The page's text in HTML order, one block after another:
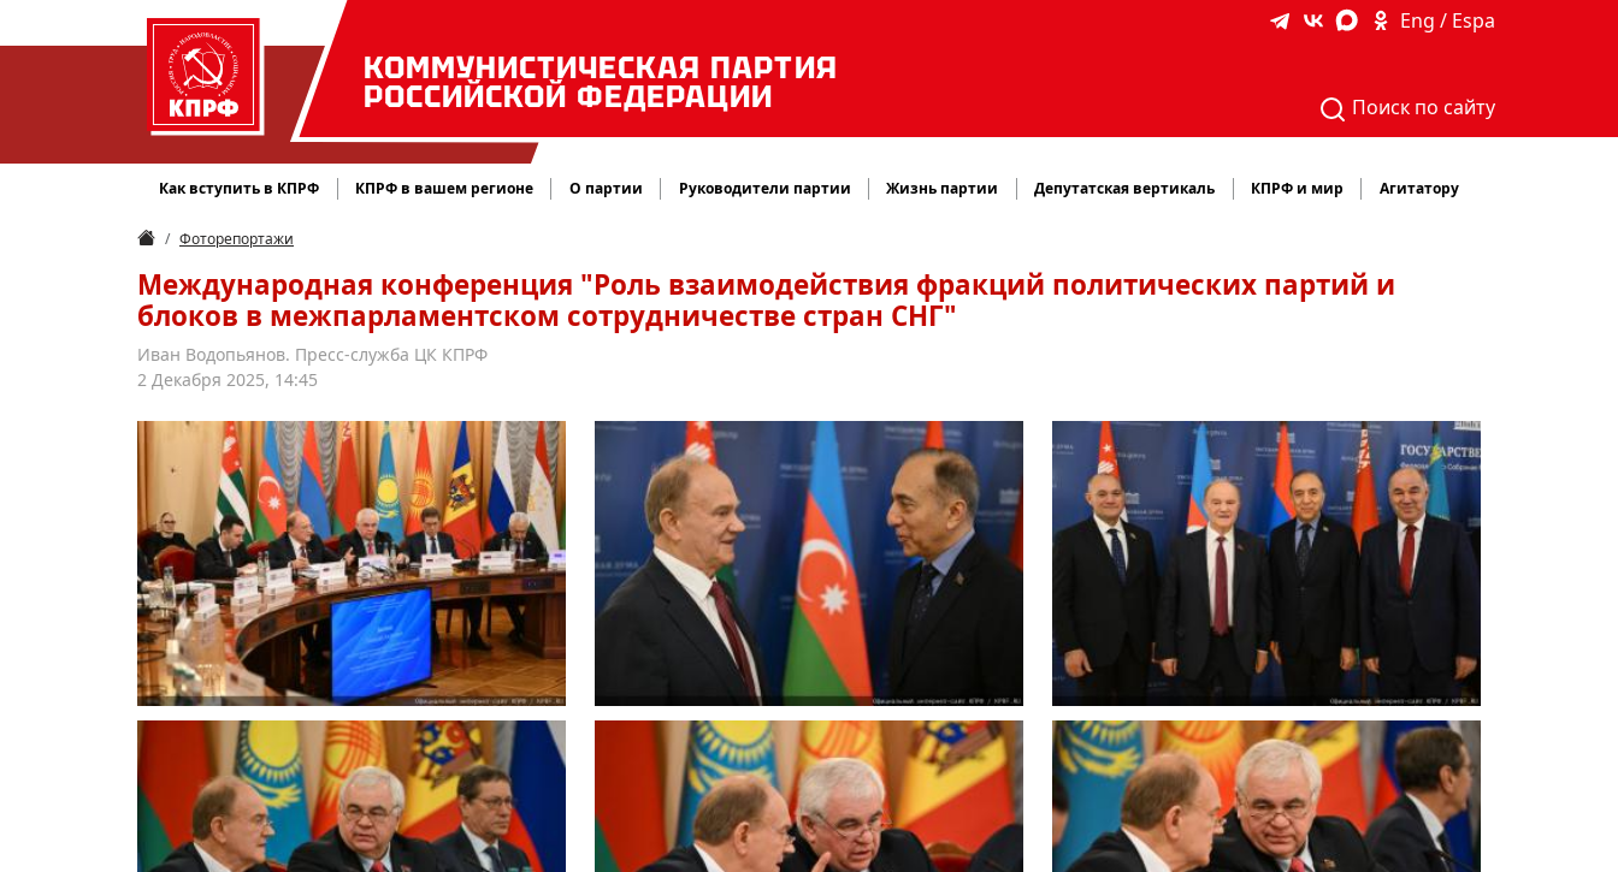
КОММУНИСТИЧЕСКАЯ ПАРТИЯ
РОССИЙСКОЙ ФЕДЕРАЦИИ
Eng / Espa
Поиск по сайту
Как вступить в КПРФ КПРФ в вашем регионе О партии Руководители партии Жизнь партии Депутатская вертикаль КПРФ и мир Агитатору
Фоторепортажи
Международная конференция "Роль взаимодействия фракций политических партий и
блоков в межпарламентском сотрудничестве стран СНГ"
Иван Водопьянов. Пресс-служба ЦК КПРФ
2 Декабря 2025, 14:45